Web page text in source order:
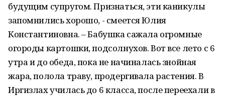
будущим супругом. Признаться, эти каникулы
запомнились хорошо, - смеется Юлия
Константиновна. – Бабушка сажала огромные
огороды картошки, подсолнухов. Вот все лето с 6
утра и до обеда, пока не начиналась знойная
жара, полола траву, продергивала растения. В
Иргизлах училась до 6 класса, после переехали в